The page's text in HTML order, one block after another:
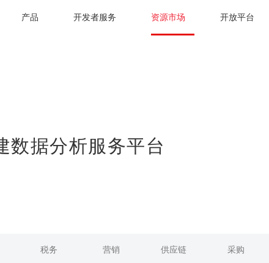
产品 开发者服务 资源市场 开放平台
数据分析服务平台
税务 营销 供应链 采购